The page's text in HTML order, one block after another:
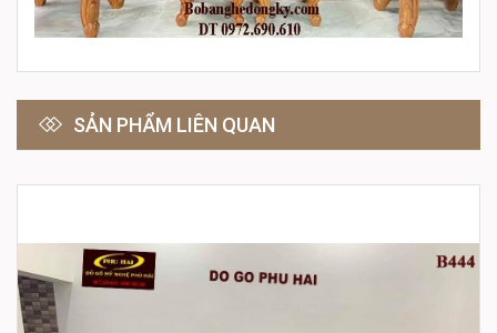
SẢN PHẨM LIÊN QUAN